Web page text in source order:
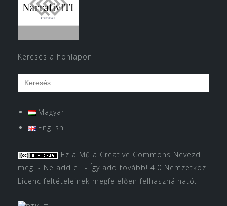
Keresés a honlapon
Search
for:
Magyar
English
Ez a Mű a Creative Commons Nevezd
meg! - Ne add el! - Így add tovább! 4.0 Nemzetközi
Licenc feltételeinek megfelelően felhasználható.